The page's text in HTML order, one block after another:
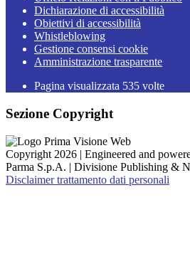
Dichiarazione di accessibilità
Obiettivi di accessibilità
Whistleblowing
Gestione consensi cookie
Amministrazione trasparente
Pagina visualizzata 535 volte
Sezione Copyright
Copyright 2026 | Engineered and
Parma S.p.A. | Divisione Publishing &
Disclaimer trattamento dati personali